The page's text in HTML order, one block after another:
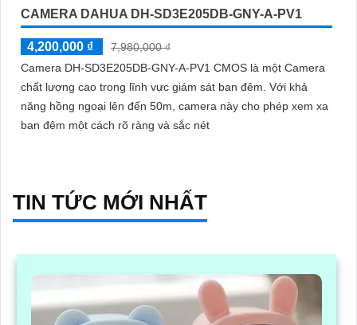
CAMERA DAHUA DH-SD3E205DB-GNY-A-PV1
4,200,000 ₫
7,980,000 ₫
Camera DH-SD3E205DB-GNY-A-PV1 CMOS là một Camera
chất lượng cao trong lĩnh vực giám sát ban đêm. Với khả
năng hồng ngoại lên đến 50m, camera này cho phép xem xa
ban đêm một cách rõ ràng và sắc nét
TIN TỨC MỚI NHẤT